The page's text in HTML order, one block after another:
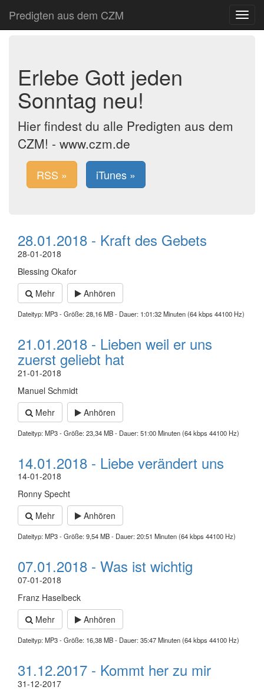
Predigten aus dem CZM
Toggle
Erlebe Gott jeden
Sonntag neu!
Hier findest du alle Predigten aus dem
CZM! - www.czm.de
RSS » iTunes »
28.01.2018 - Kraft des Gebets
28-01-2018
Blessing Okafor
Mehr
Anhören
Dateityp: MP3 - Größe: 28,16 MB - Dauer: 1:01:32 Minuten (64 kbps 44100 Hz)
21.01.2018 - Lieben weil er uns
zuerst geliebt hat
21-01-2018
Manuel Schmidt
Mehr
Anhören
Dateityp: MP3 - Größe: 23,34 MB - Dauer: 51:00 Minuten (64 kbps 44100 Hz)
14.01.2018 - Liebe verändert uns
14-01-2018
Ronny Specht
Mehr
Anhören
Dateityp: MP3 - Größe: 9,54 MB - Dauer: 20:51 Minuten (64 kbps 44100 Hz)
07.01.2018 - Was ist wichtig
07-01-2018
Franz Haselbeck
Mehr
Anhören
Dateityp: MP3 - Größe: 16,38 MB - Dauer: 35:47 Minuten (64 kbps 44100 Hz)
31.12.2017 - Kommt her zu mir
31-12-2017